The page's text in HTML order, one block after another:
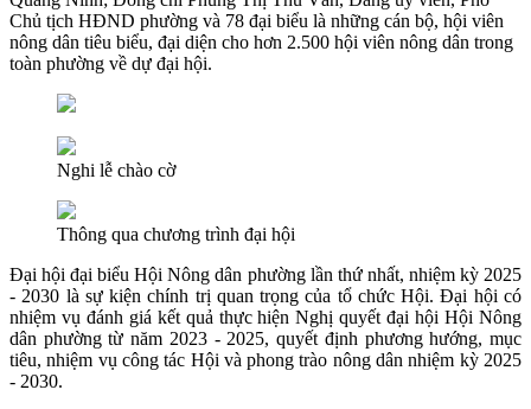
Chủ tịch HĐND phường và 78 đại biểu là những cán bộ, hội viên
nông dân tiêu biểu, đại diện cho hơn 2.500 hội viên nông dân trong
toàn phường về dự đại hội.
Nghi lễ chào cờ
Thông qua chương trình đại hội
Đại hội đại biểu Hội Nông dân phường lần thứ nhất, nhiệm kỳ 2025
- 2030 là sự kiện chính trị quan trọng của tổ chức Hội. Đại hội có
nhiệm vụ đánh giá kết quả thực hiện Nghị quyết đại hội Hội Nông
dân phường từ năm 2023 - 2025, quyết định phương hướng, mục
tiêu, nhiệm vụ công tác Hội và phong trào nông dân nhiệm kỳ 2025
- 2030.